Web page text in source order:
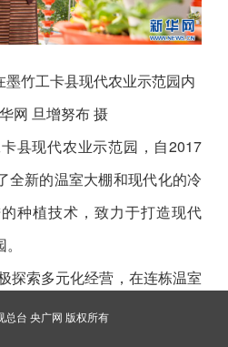
墨竹工卡县现代农业示范园内
网 旦增努布 摄
县现代农业示范园，自2017
全新的温室大棚和现代化的冷
种植技术，致力于打造现代
探索多元化经营，在连栋温室
瓜等多个特色展示区，实现从
总台 央广网 版权所有